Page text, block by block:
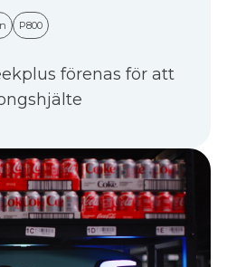
P800
förenas för att